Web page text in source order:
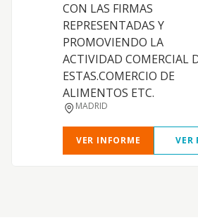
CON LAS FIRMAS
REPRESENTADAS Y
PROMOVIENDO LA
ACTIVIDAD COMERCIAL
ESTAS.COMERCIO DE
ALIMENTOS ETC.
MADRID
VER INFORME VER